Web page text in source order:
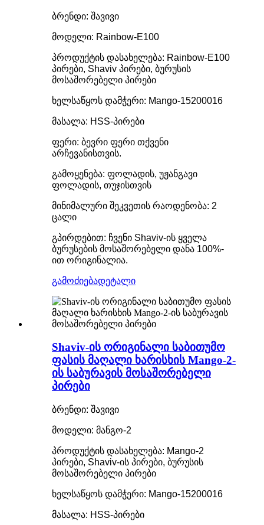
ბრენდი: შავივი
მოდელი: Rainbow-E100
პროდუქტის დასახელება: Rainbow-E100
პირები, Shaviv პირები, ბურუსის
მოსაშორებელი პირები
ხელსაწყოს დამჭერი: Mango-15200016
მასალა: HSS-პირები
ფერი: ბევრი ფერი თქვენი
არჩევანისთვის.
გამოყენება: ფოლადის, უჟანგავი
ფოლადის, თუჯისთვის
მინიმალური შეკვეთის რაოდენობა: 2
ცალი
გპირდებით: ჩვენი Shaviv-ის ყველა
ბურუსების მოსაშორებელი დანა 100%-
ით ორიგინალია.
გამოძიებადეტალი
Shaviv-ის ორიგინალი საბითუმო
ფასის მაღალი ხარისხის Mango-2-
ის საბურავის მოსაშორებელი
პირები
ბრენდი: შავივი
მოდელი: მანგო-2
პროდუქტის დასახელება: Mango-2
პირები, Shaviv-ის პირები, ბურუსის
მოსაშორებელი პირები
ხელსაწყოს დამჭერი: Mango-15200016
მასალა: HSS-პირები